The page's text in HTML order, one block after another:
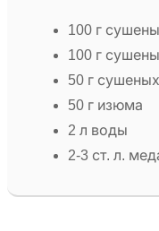
100 г
100 г
50 г
50 г изюма
2 л воды
2-3 ст. л.